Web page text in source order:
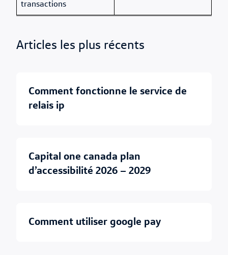
transactions
Articles les plus récents
comment fonctionne le service de
relais ip
capital one canada plan
d’accessibilité 2026 – 2029
comment utiliser google pay